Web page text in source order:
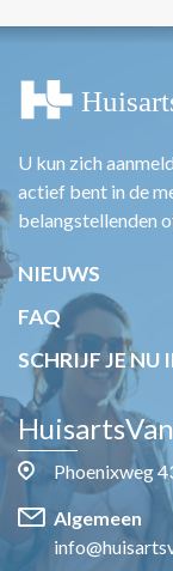
U kun zich
actief bent in de
belangstellenden
NIEUWS
FAQ
SCHRIJF JE NU
Phoenixweg
Algemeen